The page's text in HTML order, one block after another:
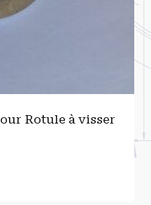
Rotule à visser